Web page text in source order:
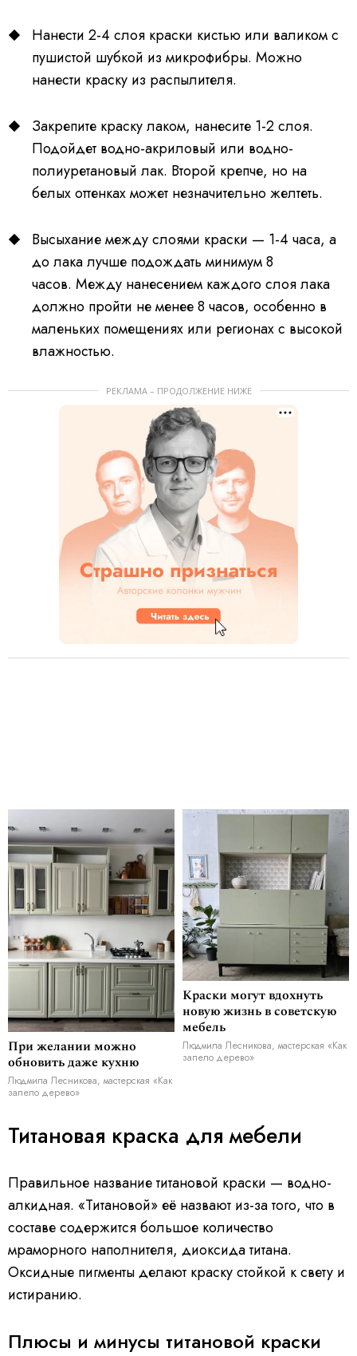
Нанести 2-4 слоя краски кистью или валиком с
пушистой шубкой из микрофибры. Можно
нанести краску из распылителя.
Закрепите краску лаком, нанесите 1-2 слоя.
Подойдет водно-акриловый или водно-
полиуретановый лак. Второй крепче, но на
белых оттенках может незначительно желтеть.
Высыхание между слоями краски — 1-4 часа, а
до лака лучше подождать минимум 8
часов. Между нанесением каждого слоя лака
должно пройти не менее 8 часов, особенно в
маленьких помещениях или регионах с высокой
влажностью.
РЕКЛАМА – ПРОДОЛЖЕНИЕ НИЖЕ
При желании можно
обновить даже кухню
Людмила Лесникова, мастерская «Как
запело дерево»
Краски могут вдохнуть
новую жизнь в советскую
мебель
Людмила Лесникова, мастерская «Как
запело дерево»
Титановая краска для мебели
Правильное название титановой краски — водно-
алкидная. «Титановой» её назвают из-за того, что в
составе содержится большое количество
мраморного наполнителя, диоксида титана.
Оксидные пигменты делают краску стойкой к свету и
истиранию.
Плюсы и минусы титановой краски